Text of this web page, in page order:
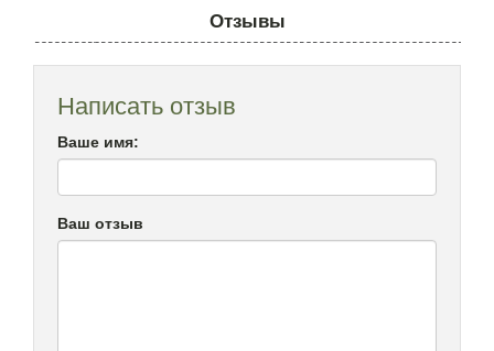
Отзывы
Написать отзыв
Ваше имя:
Ваш отзыв